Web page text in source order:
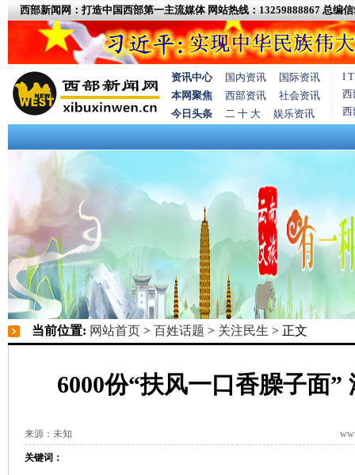
西部新闻网：打造中国西部第一主流媒体 网站热线：13259888867 总编信
资讯中心 国内资讯
国际资讯
本网聚焦
西部资讯
社会资讯
今日头条
二 十 大 娱乐资讯
I
西
西
当前位置: 网站首页 > 百姓话题 > 关注民生 > 正文
6000份“扶风一口香臊子面”
来源：未知
关键词：